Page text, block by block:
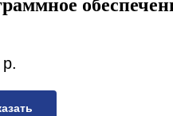
р.